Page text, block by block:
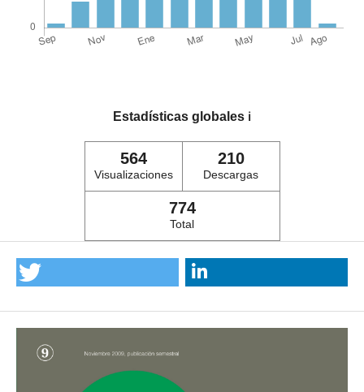
Estadísticas globales ℹ️
564
Visualizaciones
210
Descargas
774
Total